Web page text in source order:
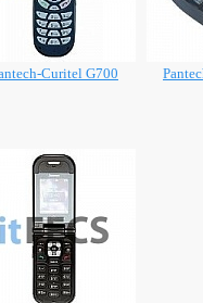
Curitel G700